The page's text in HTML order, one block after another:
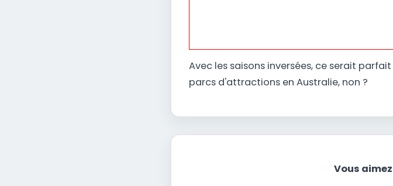
Avec les saisons inversées, ce serait
parcs d'attractions en Australie, non ?
Vous